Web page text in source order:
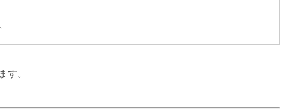
す。